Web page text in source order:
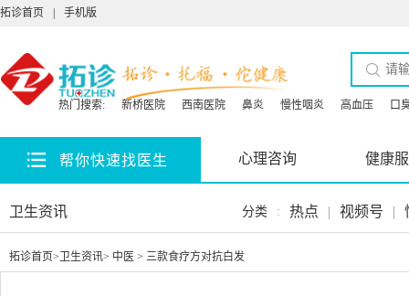
拓诊首页 手机版
热门搜索: 新桥医院 西南医院 鼻炎 慢性咽炎 高血压 口
帮你快速找医生 心理咨询 健康
卫生资讯 分类 : 热点 | 视频号 |
拓诊首页> 卫生资讯> 中医 > 三款食疗方对抗白发